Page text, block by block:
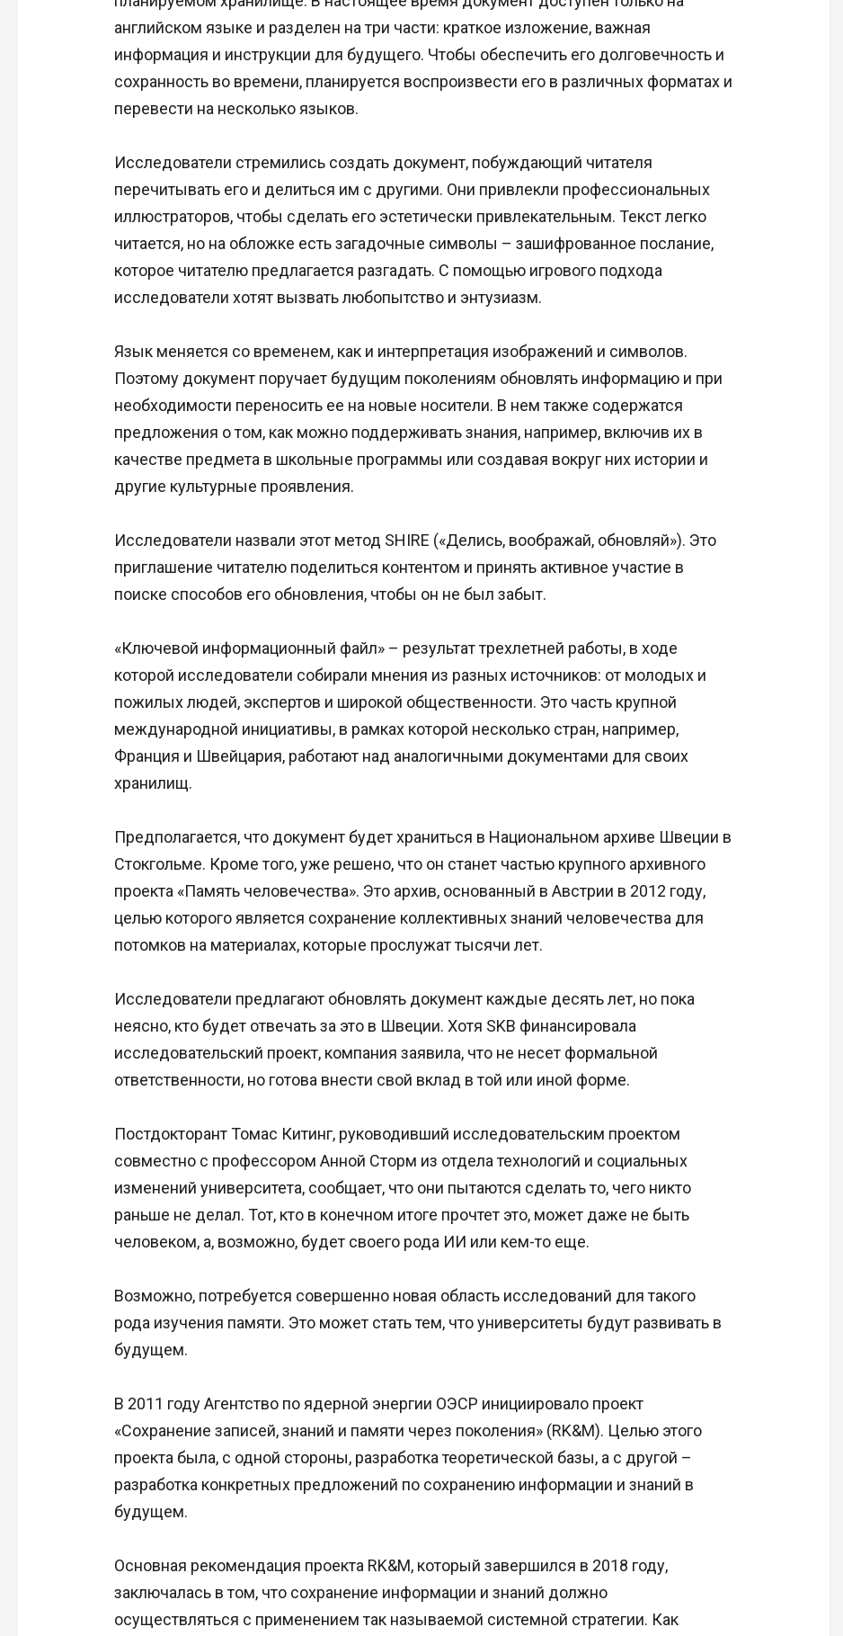
английском языке и разделен на три части: краткое изложение, важная
информация и инструкции для будущего. Чтобы обеспечить его долговечность и
сохранность во времени, планируется воспроизвести его в различных форматах и
перевести на несколько языков.
Исследователи стремились создать документ, побуждающий читателя
перечитывать его и делиться им с другими. Они привлекли профессиональных
иллюстраторов, чтобы сделать его эстетически привлекательным. Текст легко
читается, но на обложке есть загадочные символы – зашифрованное послание,
которое читателю предлагается разгадать. С помощью игрового подхода
исследователи хотят вызвать любопытство и энтузиазм.
Язык меняется со временем, как и интерпретация изображений и символов.
Поэтому документ поручает будущим поколениям обновлять информацию и при
необходимости переносить ее на новые носители. В нем также содержатся
предложения о том, как можно поддерживать знания, например, включив их в
качестве предмета в школьные программы или создавая вокруг них истории и
другие культурные проявления.
Исследователи назвали этот метод SHIRE («Делись, воображай, обновляй»). Это
приглашение читателю поделиться контентом и принять активное участие в
поиске способов его обновления, чтобы он не был забыт.
«Ключевой информационный файл» – результат трехлетней работы, в ходе
которой исследователи собирали мнения из разных источников: от молодых и
пожилых людей, экспертов и широкой общественности. Это часть крупной
международной инициативы, в рамках которой несколько стран, например,
Франция и Швейцария, работают над аналогичными документами для своих
хранилищ.
Предполагается, что документ будет храниться в Национальном архиве Швеции в
Стокгольме. Кроме того, уже решено, что он станет частью крупного архивного
проекта «Память человечества». Это архив, основанный в Австрии в 2012 году,
целью которого является сохранение коллективных знаний человечества для
потомков на материалах, которые прослужат тысячи лет.
Исследователи предлагают обновлять документ каждые десять лет, но пока
неясно, кто будет отвечать за это в Швеции. Хотя SKB финансировала
исследовательский проект, компания заявила, что не несет формальной
ответственности, но готова внести свой вклад в той или иной форме.
Постдокторант Томас Китинг, руководивший исследовательским проектом
совместно с профессором Анной Сторм из отдела технологий и социальных
изменений университета, сообщает, что они пытаются сделать то, чего никто
раньше не делал. Тот, кто в конечном итоге прочтет это, может даже не быть
человеком, а, возможно, будет своего рода ИИ или кем-то еще.
Возможно, потребуется совершенно новая область исследований для такого
рода изучения памяти. Это может стать тем, что университеты будут развивать в
будущем.
В 2011 году Агентство по ядерной энергии ОЭСР инициировало проект
«Сохранение записей, знаний и памяти через поколения» (RK&M). Целью этого
проекта была, с одной стороны, разработка теоретической базы, а с другой –
разработка конкретных предложений по сохранению информации и знаний в
будущем.
Основная рекомендация проекта RK&M, который завершился в 2018 году,
заключалась в том, что сохранение информации и знаний должно
осуществляться с применением так называемой системной стратегии. Как